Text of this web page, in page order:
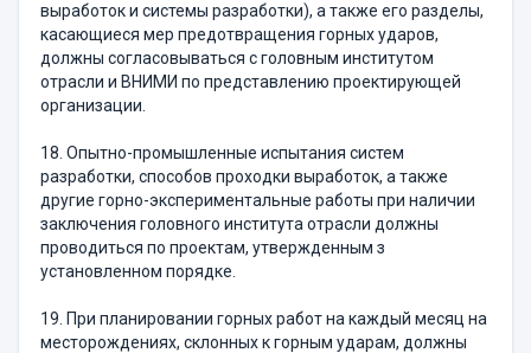
выработок и системы разработки), а также его разделы,
касающиеся мер предотвращения горных ударов,
должны согласовываться с головным институтом
отрасли и ВНИМИ по представлению проектирующей
организации.
18. Опытно-промышленные испытания систем
разработки, способов проходки выработок, а также
другие горно-экспериментальные работы при наличии
заключения головного института отрасли должны
проводиться по проектам, утвержденным з
установленном порядке.
19. При планировании горных работ на каждый месяц на
месторождениях, склонных к горным ударам, должны